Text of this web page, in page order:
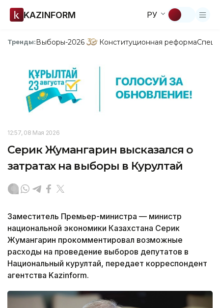
KAZINFORM РУ
Тренды:Выборы-2026 Конституционная реформа
12:57, 08 Мая 2026
Серик Жумангарин высказался о
затратах на выборы в Курултай
Заместитель Премьер-министра — министр
национальной экономики Казахстана Серик
Жумангарин прокомментировал возможные
расходы на проведение выборов депутатов в
Национальный курултай, передает корреспондент
агентства Kazinform.